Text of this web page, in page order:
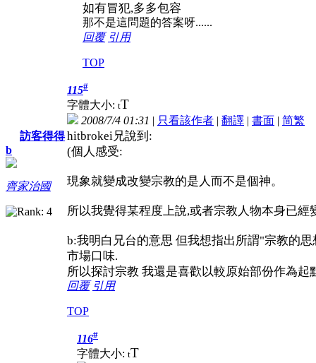
如有冒犯,多多包容
那不是這問題的答案呀......
回覆 引用
TOP
訪客得得
b
齊家治國
115#
字體大小: tT
2008/7/4 01:31 | 只看該作者 | 翻譯 | 書面 | 简繁
hitbrokei兄說到:
(個人感受:
現象就變成改變宗教的是人而不是個神。
所以我覺得某程度上說,或者宗教人物本身已
b:我明白兄台的意思 但我想指出所謂"宗教的
市場口味.
所以探討宗教 我還是喜歡以較原始部份作為起
回覆 引用
TOP
116#
字體大小: tT